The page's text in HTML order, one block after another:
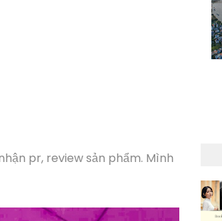
pr, review sản phẩm. Mình